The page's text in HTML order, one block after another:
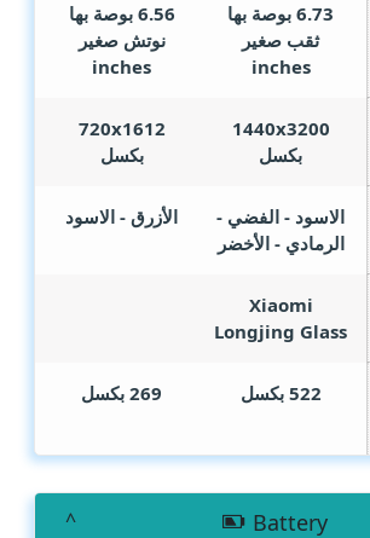
6.73 بوصة بها
ثقب صغير
inches
6.56 بوصة بها
نوتش صغير
inches
1440x3200
بكسل
720x1612
بكسل
الاسود - الفضي -
الرمادي - الأخضر
الأزرق - الاسود
Xiaomi
Longjing Glass
522 بكسل 269 بكسل
Battery